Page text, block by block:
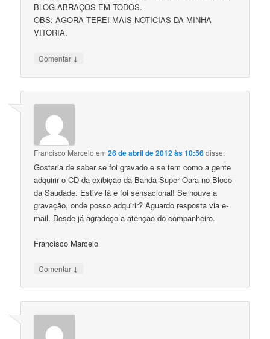
BLOG.ABRAÇOS EM TODOS.
OBS: AGORA TEREI MAIS NOTICIAS DA MINHA
VITORIA.
Comentar ↓
Francisco Marcelo em26 de abril de 2012 às 10:56disse:
Gostaria de saber se foi gravado e se tem como a gente
adquirir o CD da exibição da Banda Super Oara no Bloco
da Saudade. Estive lá e foi sensacional! Se houve a
gravação, onde posso adquirir? Aguardo resposta via e-
mail. Desde já agradeço a atenção do companheiro.
Francisco Marcelo
Comentar ↓